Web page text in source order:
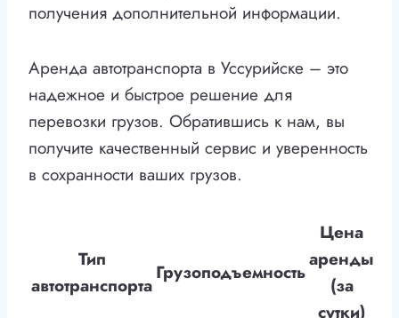
получения дополнительной информации.
Аренда автотранспорта в Уссурийске – это
надежное и быстрое решение для
перевозки грузов. Обратившись к нам, вы
получите качественный сервис и уверенность
в сохранности ваших грузов.
Тип
автотранспорта
Грузоподъемность
Цена
аренды
(за
сутки)